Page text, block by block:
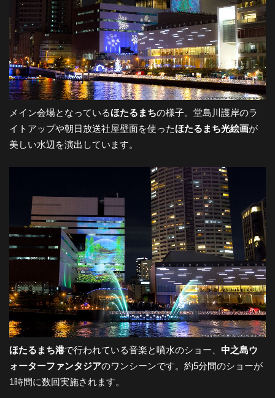
阪
の
夜
景
都
市
風
景
探
メイン会場となっているほたるまちの様子。堂島川護岸のラ
イトアップや朝日放送社屋壁面を使ったほたるまち光絵画が
美しい水辺を演出しています。
ほたるまち港で行われている音楽と噴水のショー、 中之島ウ
ォーターファンタジアのワンシーンです。約5分間のショーが
1時間に数回実施されます。